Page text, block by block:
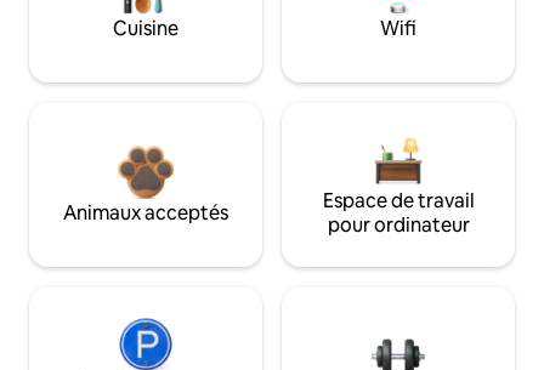
Cuisine Wifi
Animaux acceptés
Espace de travail
pour ordinateur